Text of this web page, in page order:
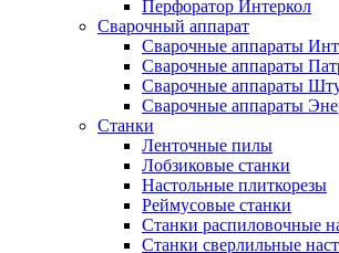
Перфоратор Интеркол
Сварочный аппарат
Сварочные аппараты
Сварочные аппараты
Сварочные аппараты
Сварочные аппараты
Станки
Ленточные пилы
Лобзиковые станки
Настольные плиткорезы
Реймусовые станки
Станки распиловочные
Станки сверлильные